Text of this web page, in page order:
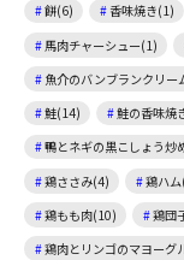
餅(6)
香味焼き(1)
馬肉チャーシュー(1)
魚介のバンブランクリー
鮭(14)
鮭の香味焼
鴨とネギの黒こしょう炒
鶏ささみ(4)
鶏ハ
鶏もも肉(10)
鶏団
鶏肉とリンゴのマヨーグ